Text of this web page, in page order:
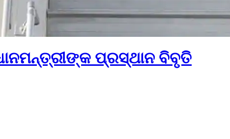
ପ୍ରସ୍ଥାନ ବିବୃତି